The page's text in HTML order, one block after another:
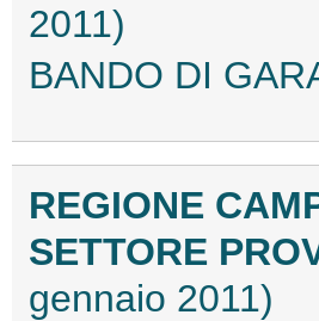
2011)
BANDO DI
REGIONE
SETTORE
gennaio 2011)